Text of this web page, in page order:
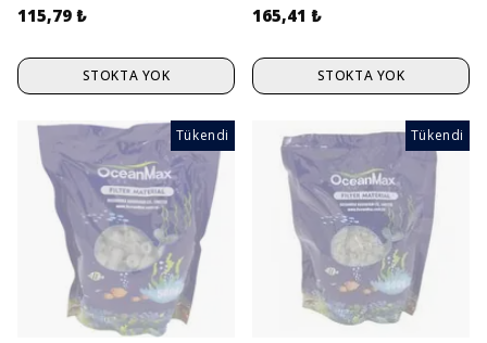
115,79 ₺
STOKTA YOK
165,41 ₺
STOKTA YOK
Tükendi Tükendi